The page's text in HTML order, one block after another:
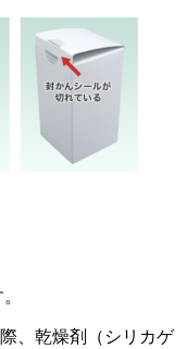
、乾燥剤（シリカゲ